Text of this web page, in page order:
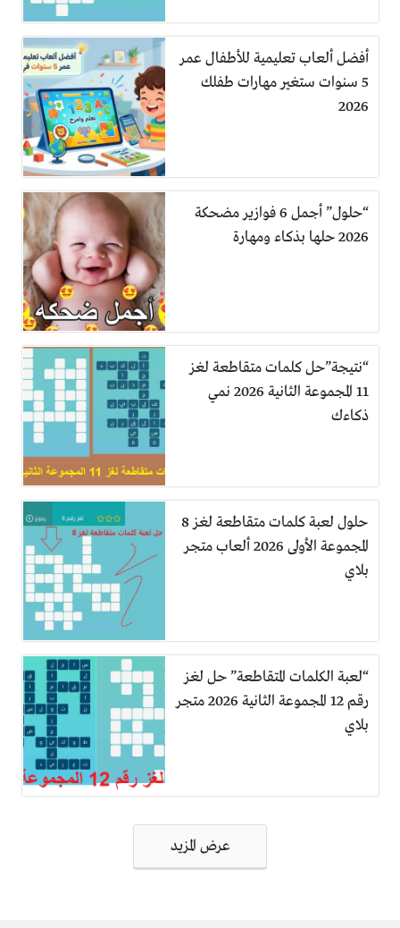
أفضل ألعاب تعليمية للأطفال عمر
5 سنوات ستغير مهارات طفلك
2026
“حلول” أجمل 6 فوازير مضحكة
2026 حلها بذكاء ومهارة
“نتيجة”حل كلمات متقاطعة لغز
11 المجموعة الثانية 2026 نمي
ذكاءك
حلول لعبة كلمات متقاطعة لغز 8
المجموعة الأولى 2026 ألعاب متجر
بلاي
“لعبة الكلمات المتقاطعة” حل لغز
رقم 12 المجموعة الثانية 2026 متجر
بلاي
عرض المزيد